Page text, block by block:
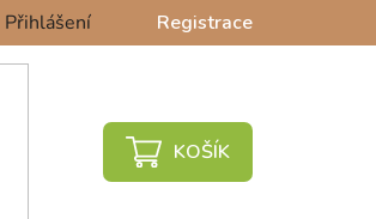
Přihlášení Registrace
NÁKUPNÍ